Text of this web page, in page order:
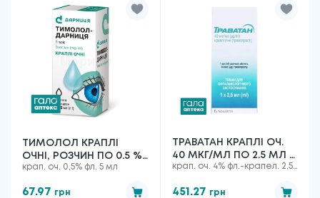
ТИМОЛОЛ КРАПЛІ
ОЧНІ, РОЗЧИН ПО 0.5 %
№1
крап. оч. 0,5% фл. 5 мл
67.97 грн
ТРАВАТАН КРАПЛІ ОЧ.
40 МКГ/МЛ ПО 2.5 МЛ У
ФЛАК.-КРАП.
крап. оч. 4% фл.-крапел. 2,5
451.27 грн